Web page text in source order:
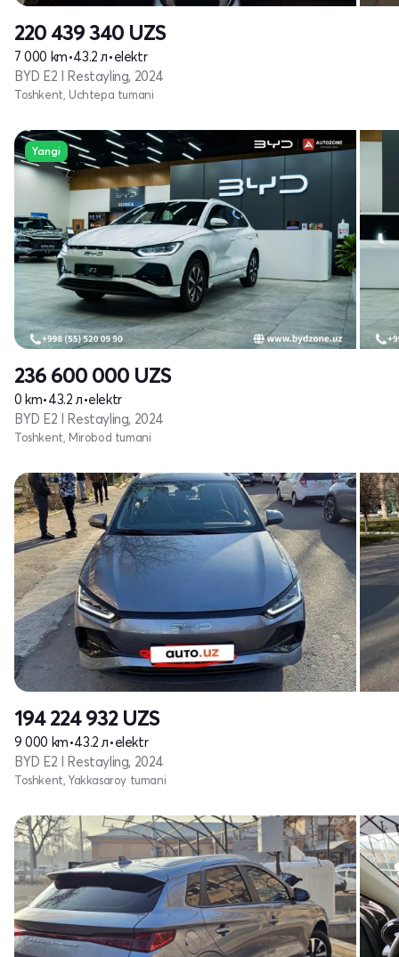
220 439 340 UZS
7 000 km•43.2 л•elektr
BYD E2 I Restayling, 2024
Toshkent, Uchtepa tumani
Yangi
236 600 000 UZS
0 km•43.2 л•elektr
BYD E2 I Restayling, 2024
Toshkent, Mirobod tumani
194 224 932 UZS
9 000 km•43.2 л•elektr
BYD E2 I Restayling, 2024
Toshkent, Yakkasaroy tumani